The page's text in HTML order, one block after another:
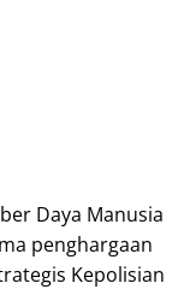
Daya Manusia
penghargaan
Kepolisian